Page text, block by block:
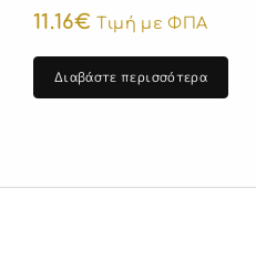
11.16€ Τιμή με ΦΠΑ
Διαβάστε περισσότερα